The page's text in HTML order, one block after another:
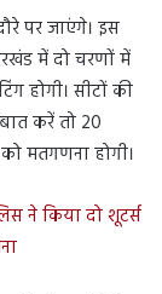
पर जाएंगे। इस
में दो चरणों में
होगी। सीटों की
करें तो 20
मतगणना होगी।
ने किया दो शूटर्स